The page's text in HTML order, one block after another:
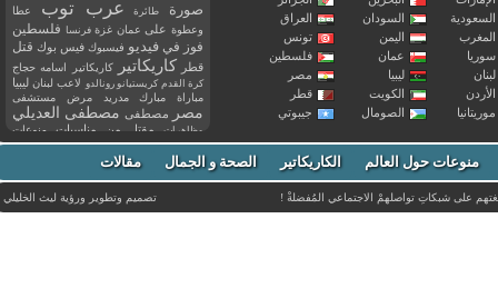
السودان
العراق
اليمن
تونس
عمان
فلسطين
ليبيا
مصر
الكويت
قطر
الصومال جيبوتي
صورة طائرة عرب توب
عطا
وعطوة على عمان غزة فرنسا فلسطين
فوز في فيديو فيسبوك فيس بوك قتل
قطر كاريكاتير كاريكاتير اسامه حجاج
كرة القدم كريستيانو رونالدو لاعب لبنان ليبيا
مباراة مبارك مدريد مرض مستشفى
مصر مصطفى مصطفى العديلي
مظاهرات مقتل من مناسبات
منوعات
مواليد
موت ميسي ميلان نادي نشر
وفاة وفيات يوتيوب منوعات حول العالم الكاريكاتير الصحة و الجمال مقالات
على شبكاتِ تواصلهمْ الاجتماعي المُفضلةْ ! تصميم وتطوير ورؤيةليث الخليلي